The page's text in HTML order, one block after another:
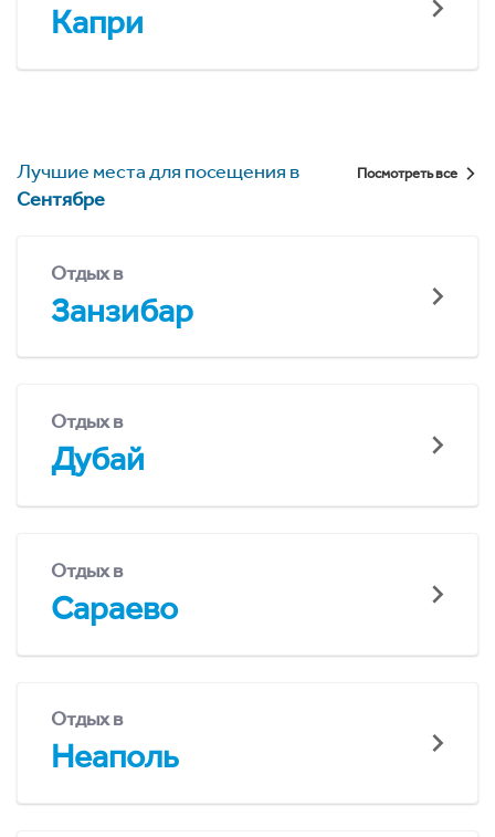
Капри
Лучшие места для посещения в
Сентябре
Посмотреть все
Отдых в
Занзибар
Отдых в
Дубай
Отдых в
Сараево
Отдых в
Неаполь